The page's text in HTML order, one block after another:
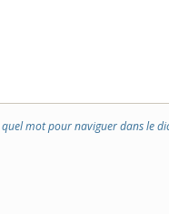
mot pour naviguer dans le